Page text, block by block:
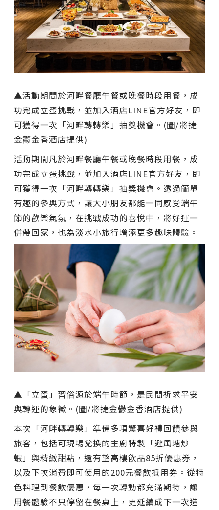
▲活動期間於河畔餐廳午餐或晚餐時段用餐，成
功完成立蛋挑戰，並加入酒店LINE官方好友，即
可獲得一次「河畔轉轉樂」抽獎機會。(圖/將捷
金鬱金香酒店提供)
活動期間凡於河畔餐廳午餐或晚餐時段用餐，成
功完成立蛋挑戰，並加入酒店LINE官方好友，即
可獲得一次「河畔轉轉樂」抽獎機會。透過簡單
有趣的參與方式，讓大小朋友都能一同感受端午
節的歡樂氣氛，在挑戰成功的喜悅中，將好運一
併帶回家，也為淡水小旅行增添更多趣味體驗。
▲「立蛋」習俗源於端午時節，是民間祈求平安
與轉運的象徵。(圖/將捷金鬱金香酒店提供)
本次「河畔轉轉樂」準備多項驚喜好禮回饋參與
旅客，包括可現場兌換的主廚特製「避風塘炒
蝦」與精緻甜點，還有望高樓飲品85折優惠券，
以及下次消費即可使用的200元餐飲抵用券。從特
色料理到餐飲優惠，每一次轉動都充滿期待，讓
用餐體驗不只停留在餐桌上，更延續成下一次造